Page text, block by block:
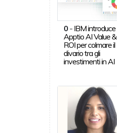
0- IBM introduce
Apptio AI Value &
ROI per colmare il
divario tra gli
investimenti in AI